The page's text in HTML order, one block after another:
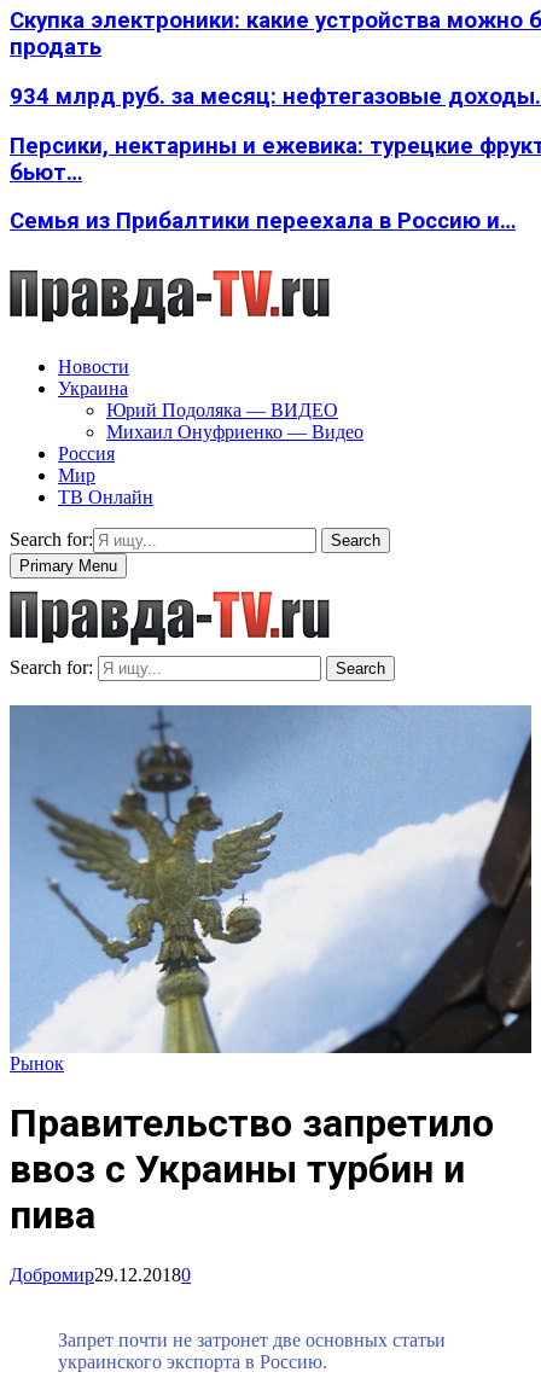
Скупка электроники: какие устройства можно
продать
934 млрд руб. за месяц: нефтегазовые
Персики, нектарины и ежевика: турецкие
бьют…
Семья из Прибалтики переехала в Россию и…
Новости
Украина
Юрий Подоляка — ВИДЕО
Михаил Онуфриенко — Видео
Россия
Мир
ТВ Онлайн
Search for:
Search
Primary Menu
Search for: Search
Рынок
Правительство запретило
ввоз с Украины турбин и
пива
Добромир29.12.20180
Запрет почти не затронет две основных статьи
украинского экспорта в Россию.